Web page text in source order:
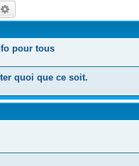
pour tous
quoi que ce soit.